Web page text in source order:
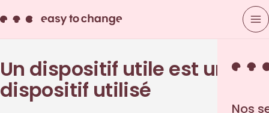
Nos
Un dispositif utile est un
dispositif utilisé